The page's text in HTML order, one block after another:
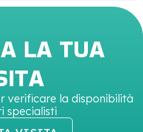
LA TUA
verificare la disponibilità
specialisti